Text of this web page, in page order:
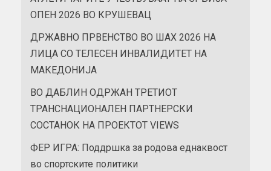
ОПЕН 2026 ВО КРУШЕВАЦ
ДРЖАВНО ПРВЕНСТВО ВО ШАХ 2026 НА
ЛИЦА СО ТЕЛЕСЕН ИНВАЛИДИТЕТ НА
МАКЕДОНИЈА
ВО ДАБЛИН ОДРЖАН ТРЕТИОТ
ТРАНСНАЦИОНАЛЕН ПАРТНЕРСКИ
СОСТАНОК НА ПРОЕКТОТ VIEWS
ФЕР ИГРА: Поддршка за родова еднаквост
во спортските политики